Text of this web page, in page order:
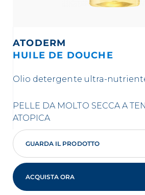
ATODERM
HUILE DE DOUCHE
Olio detergente ultra-
PELLE DA MOLTO SECCA A
ATOPICA
GUARDA IL PRODOTTO
ACQUISTA ORA